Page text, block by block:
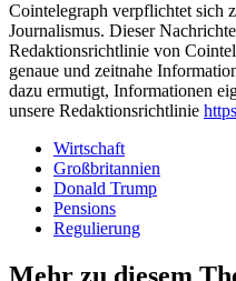
Cointelegraph verpflichtet sich
Journalismus. Dieser
Redaktionsrichtlinie von
genaue und zeitnahe
dazu ermutigt, Informationen
unsere Redaktionsrichtlinie
Wirtschaft
Großbritannien
Donald Trump
Pensions
Regulierung